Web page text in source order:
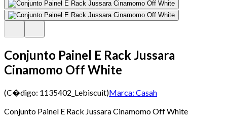
Conjunto Painel E Rack Jussara
Cinamomo Off White
(C�digo: 1135402_Lebiscuit)Marca: Casah
Conjunto Painel E Rack Jussara Cinamomo Off White